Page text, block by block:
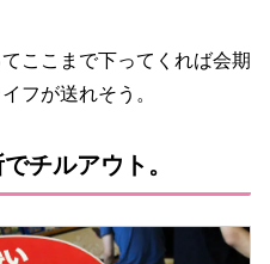
ここまで下ってくれば会期
フが送れそう。
チルアウト。